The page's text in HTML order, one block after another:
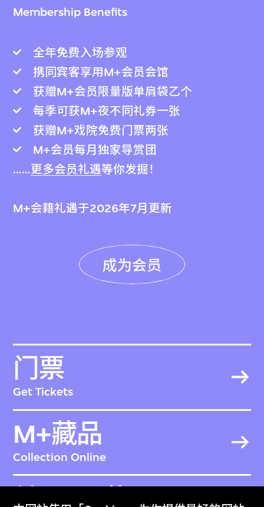
Membership Benefits
全年免费入场参观
携同宾客享用M+会员会馆
获赠M+会员限量版单肩袋乙个
每季可获M+夜不同礼券一张
获赠M+戏院免费门票两张
M+会员每月独家导赏团
……更多会员礼遇等你发掘！
M+会籍礼遇于2026年7月更新
成为会员
门票
Get Tickets
M+藏品
Collection Online
关于M+藏品